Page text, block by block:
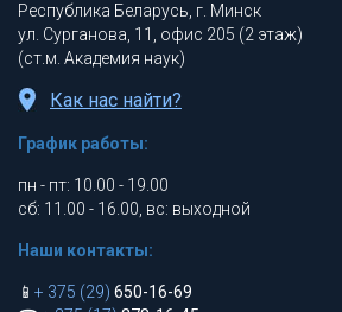
Республика Беларусь, г. Минск
ул. Сурганова, 11, офис 205 (2 этаж)
(ст.м. Академия наук)
Как нас найти?
График работы:
пн - пт: 10.00 - 19.00
сб: 11.00 - 16.00, вс: выходной
Наши контакты:
📱 + 375 (29) 650-16-69